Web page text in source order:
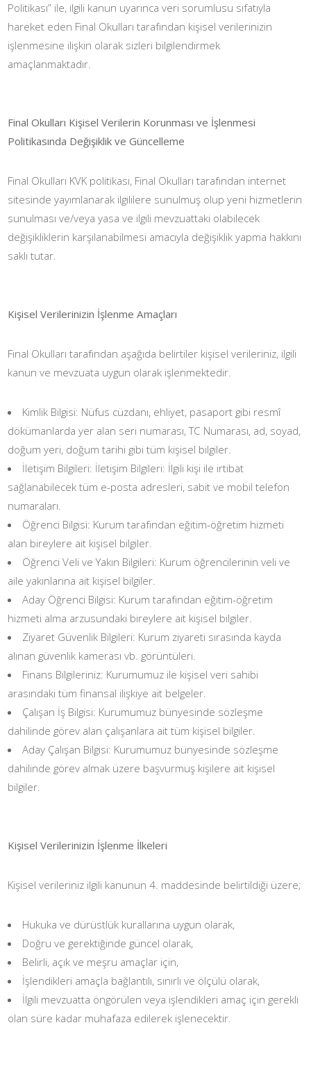
Politikası” ile, ilgili kanun uyarınca veri sorumlusu sıfatıyla
hareket eden Final Okulları tarafından kişisel verilerinizin
işlenmesine ilişkin olarak sizleri bilgilendirmek
amaçlanmaktadır.
Final Okulları Kişisel Verilerin Korunması ve İşlenmesi
Politikasında Değişiklik ve Güncelleme
Final Okulları KVK politikası, Final Okulları tarafından internet
sitesinde yayımlanarak ilgililere sunulmuş olup yeni hizmetlerin
sunulması ve/veya yasa ve ilgili mevzuattaki olabilecek
değişikliklerin karşılanabilmesi amacıyla değişiklik yapma hakkını
saklı tutar.
Kişisel Verilerinizin İşlenme Amaçları
Final Okulları tarafından aşağıda belirtiler kişisel verileriniz, ilgili
kanun ve mevzuata uygun olarak işlenmektedir.
Kimlik Bilgisi: Nüfus cüzdanı, ehliyet, pasaport gibi resmî
dökümanlarda yer alan seri numarası, TC Numarası, ad, soyad,
doğum yeri, doğum tarihi gibi tüm kişisel bilgiler.
İletişim Bilgileri: İletişim Bilgileri: İlgili kişi ile irtibat
sağlanabilecek tüm e-posta adresleri, sabit ve mobil telefon
numaraları.
Öğrenci Bilgisi: Kurum tarafından eğitim-öğretim hizmeti
alan bireylere ait kişisel bilgiler.
Öğrenci Veli ve Yakın Bilgileri: Kurum öğrencilerinin veli ve
aile yakınlarına ait kişisel bilgiler.
Aday Öğrenci Bilgisi: Kurum tarafından eğitim-öğretim
hizmeti alma arzusundaki bireylere ait kişisel bilgiler.
Ziyaret Güvenlik Bilgileri: Kurum ziyareti sırasında kayda
alınan güvenlik kamerası vb. görüntüleri.
Finans Bilgileriniz: Kurumumuz ile kişisel veri sahibi
arasındaki tüm finansal ilişkiye ait belgeler.
Çalışan İş Bilgisi: Kurumumuz bünyesinde sözleşme
dahilinde görev alan çalışanlara ait tüm kişisel bilgiler.
Aday Çalışan Bilgisi: Kurumumuz bünyesinde sözleşme
dahilinde görev almak üzere başvurmuş kişilere ait kişisel
bilgiler.
Kişisel Verilerinizin İşlenme İlkeleri
Kişisel verileriniz ilgili kanunun 4. maddesinde belirtildiği üzere;
Hukuka ve dürüstlük kurallarına uygun olarak,
Doğru ve gerektiğinde güncel olarak,
Belirli, açık ve meşru amaçlar için,
İşlendikleri amaçla bağlantılı, sınırlı ve ölçülü olarak,
İlgili mevzuatta öngörülen veya işlendikleri amaç için gerekli
olan süre kadar muhafaza edilerek işlenecektir.